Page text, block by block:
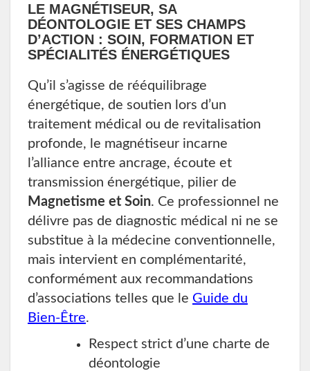
LE MAGNÉTISEUR, SA
DÉONTOLOGIE ET SES CHAMPS
D’ACTION : SOIN, FORMATION ET
SPÉCIALITÉS ÉNERGÉTIQUES
Qu’il s’agisse de rééquilibrage
énergétique, de soutien lors d’un
traitement médical ou de revitalisation
profonde, le magnétiseur incarne
l’alliance entre ancrage, écoute et
transmission énergétique, pilier de
Magnetisme et Soin. Ce professionnel ne
délivre pas de diagnostic médical ni ne se
substitue à la médecine conventionnelle,
mais intervient en complémentarité,
conformément aux recommandations
d’associations telles que le Guide du
Bien-Être.
Respect strict d’une charte de
déontologie